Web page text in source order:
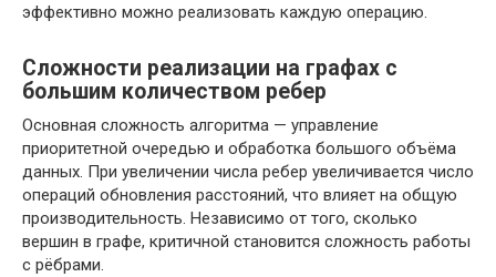
эффективно можно реализовать каждую операцию.
Сложности реализации на графах с
большим количеством ребер
Основная сложность алгоритма — управление
приоритетной очередью и обработка большого объёма
данных. При увеличении числа ребер увеличивается число
операций обновления расстояний, что влияет на общую
производительность. Независимо от того, сколько
вершин в графе, критичной становится сложность работы
с рёбрами.